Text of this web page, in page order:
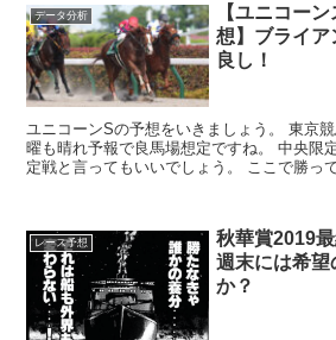
データ分析
【ユニコー
想】ブライア
良し！
ユニコーンSの予想をいきましょう。 東京
曜も晴れ予報で良馬場想定ですね。 中央限定ながら3歳ダートNo1決
定戦と言ってもいいでしょう。 ここで勝っ
レース予想
秋華賞2019
週末には希望
か？